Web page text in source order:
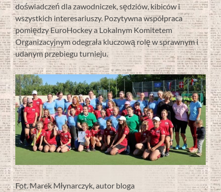
doświadczeń dla zawodniczek, sędziów, kibiców i
wszystkich interesariuszy. Pozytywna współpraca
pomiędzy EuroHockey a Lokalnym Komitetem
Organizacyjnym odegrała kluczową rolę w sprawnym i
udanym przebiegu turnieju.
Fot. Marek Młynarczyk, autor bloga